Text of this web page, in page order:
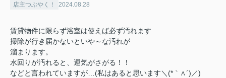
店主つぶやく！ 2024.08.28
賃貸物件に限らず浴室は使えば必ず汚れます
掃除が行き届かないといや～な汚れが
溜まります。
水回りが汚れると、運気がさがる！！
などと言われていますが…(私はあると思います＼(*｀∧´)／)